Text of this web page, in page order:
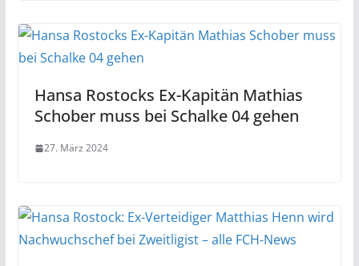
Hansa Rostocks Ex-Kapitän Mathias
Schober muss bei Schalke 04 gehen
27. März 2024